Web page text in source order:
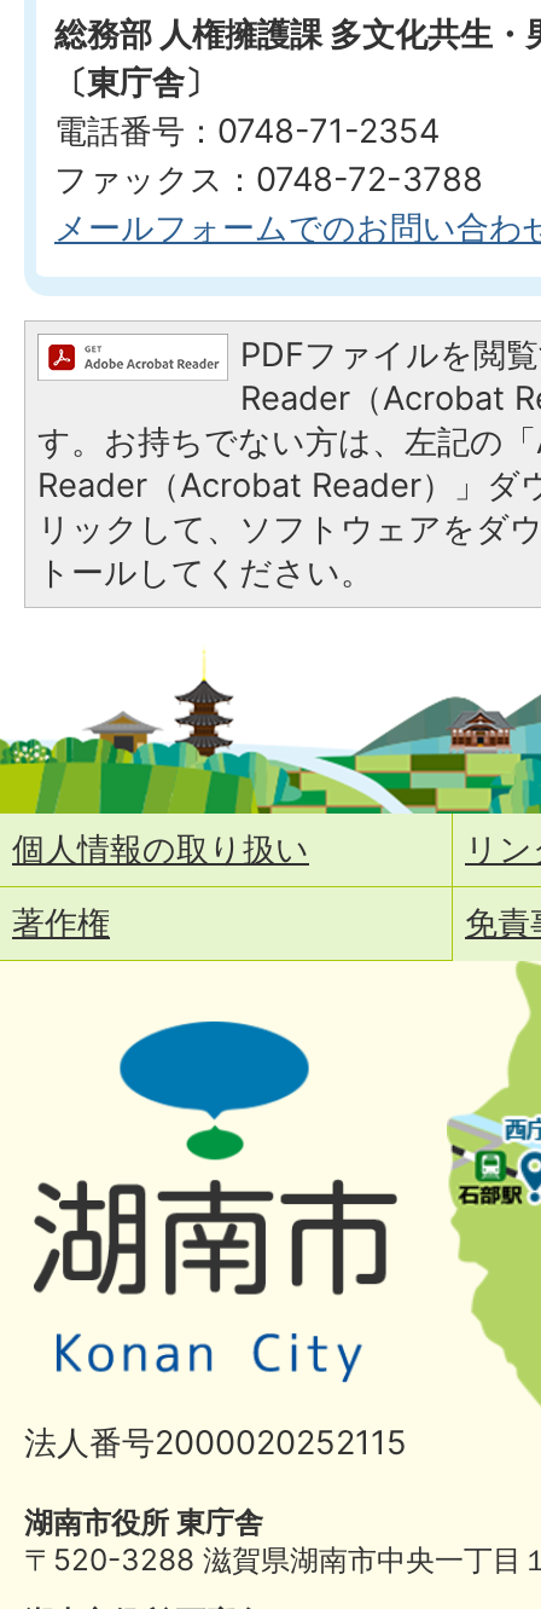
総務部 人権擁護課 多文化共生・
〔東庁舎〕
電話番号：0748-71-2354
ファックス：0748-72-3788
メールフォームでのお問い合わ
PDFファイルを閲
Reader（Acrobat
す。お持ちでない方は、左記の
Reader（Acrobat Reader）」ダ
リックして、ソフトウェアをダ
トールしてください。
個人情報の取り扱い
リ
著作権
免責
法人番号2000020252115
湖南市役所 東庁舎
〒520-3288 滋賀県湖南市中央一丁目